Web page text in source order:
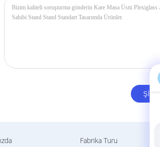
Fabrika Turu